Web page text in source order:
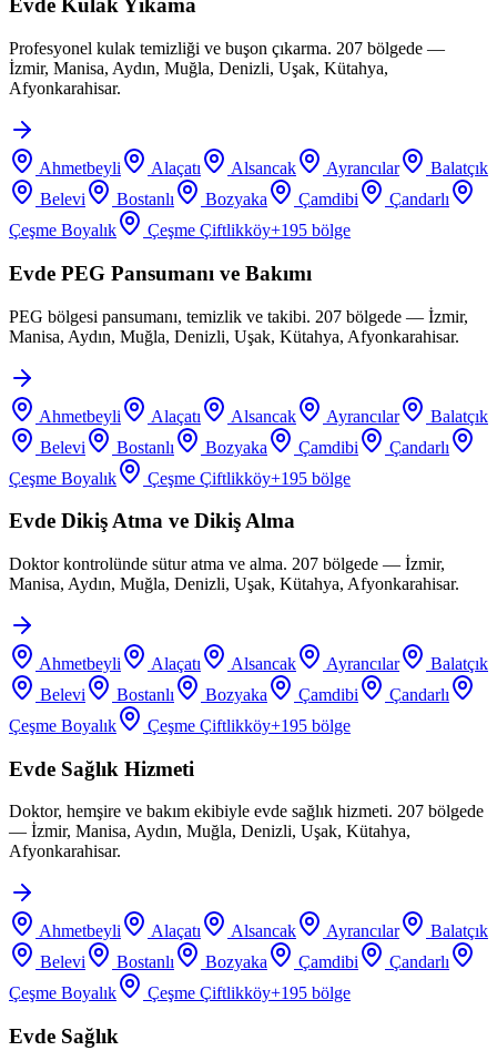
Evde Kulak Yıkama
Profesyonel kulak temizliği ve buşon çıkarma. 207 bölgede —
İzmir, Manisa, Aydın, Muğla, Denizli, Uşak, Kütahya,
Afyonkarahisar.
Ahmetbeyli Alaçatı Alsancak Ayrancılar
Balatçık
Belevi
Bostanlı Bozyaka Çamdibi
Çandarlı
Çeşme Boyalık
Çeşme Çiftlikköy+195 bölge
Evde PEG Pansumanı ve Bakımı
PEG bölgesi pansumanı, temizlik ve takibi. 207 bölgede — İzmir,
Manisa, Aydın, Muğla, Denizli, Uşak, Kütahya, Afyonkarahisar.
Ahmetbeyli Alaçatı Alsancak Ayrancılar
Balatçık
Belevi
Bostanlı Bozyaka Çamdibi
Çandarlı
Çeşme Boyalık
Çeşme Çiftlikköy+195 bölge
Evde Dikiş Atma ve Dikiş Alma
Doktor kontrolünde sütur atma ve alma. 207 bölgede — İzmir,
Manisa, Aydın, Muğla, Denizli, Uşak, Kütahya, Afyonkarahisar.
Ahmetbeyli Alaçatı Alsancak Ayrancılar
Balatçık
Belevi
Bostanlı Bozyaka Çamdibi
Çandarlı
Çeşme Boyalık
Çeşme Çiftlikköy+195 bölge
Evde Sağlık Hizmeti
Doktor, hemşire ve bakım ekibiyle evde sağlık hizmeti. 207 bölgede
— İzmir, Manisa, Aydın, Muğla, Denizli, Uşak, Kütahya,
Afyonkarahisar.
Ahmetbeyli Alaçatı Alsancak Ayrancılar
Balatçık
Belevi
Bostanlı Bozyaka Çamdibi
Çandarlı
Çeşme Boyalık
Çeşme Çiftlikköy+195 bölge
Evde Sağlık